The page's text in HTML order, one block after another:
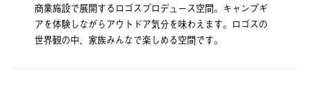
商業施設で展開するロゴスプロデュース空間。キャンプギ
アを体験しながらアウトドア気分を味わえます。ロゴスの
世界観の中、家族みんなで楽しめる空間です。